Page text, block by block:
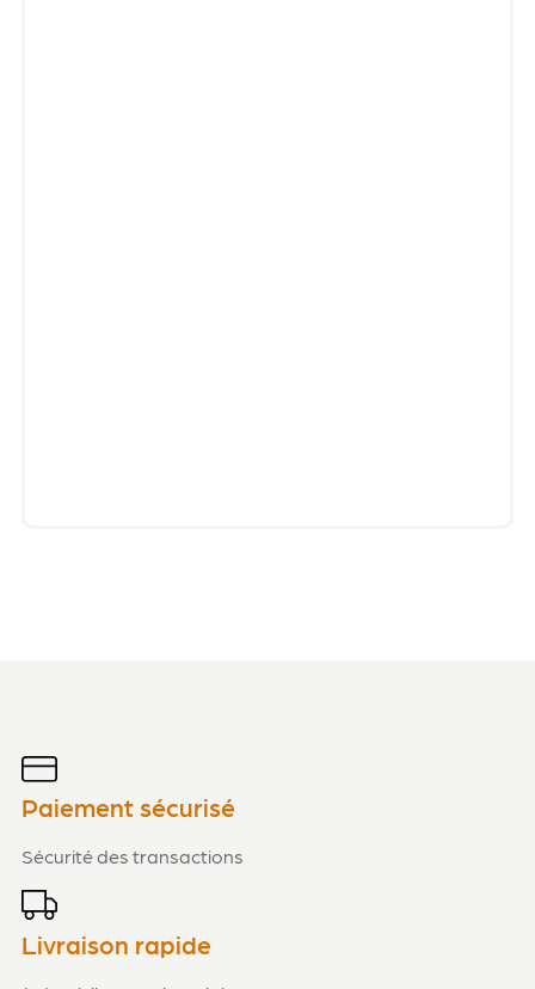
Paiement sécurisé
Sécurité des transactions
Livraison rapide